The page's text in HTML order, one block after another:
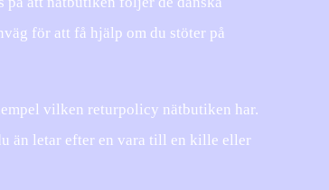
för att få hjälp om du stöter på
vilken returpolicy nätbutiken har.
än letar efter en vara till en kille eller